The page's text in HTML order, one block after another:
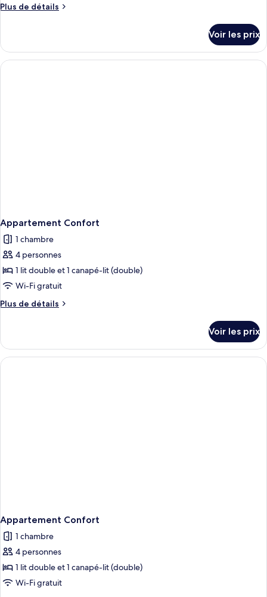
Plus de détails
Plus
le
type
de
Voir les prix
Appartement Confort
1 chambre
4 personnes
1 lit double et 1 canapé-lit (double)
Wi-Fi gratuit
Plus de détails
Plus
le
type
de
Voir les prix
Appartement Confort
1 chambre
4 personnes
1 lit double et 1 canapé-lit (double)
Wi-Fi gratuit